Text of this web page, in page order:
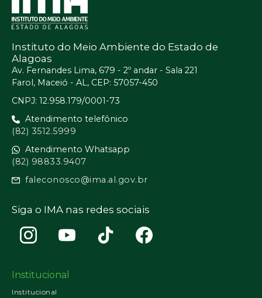
Instituto do Meio Ambiente do Estado de
Alagoas
Av. Fernandes Lima, 679 - 2º andar - Sala 221
Farol, Maceió - AL, CEP: 57057-450
CNPJ: 12.958.179/0001-73
Atendimento telefônico
(82) 3512.5999
Atendimento Whatsapp
(82) 98833.9407
faleconosco@ima.al.gov.br
Siga o IMA nas redes sociais
Institucional
Institucional